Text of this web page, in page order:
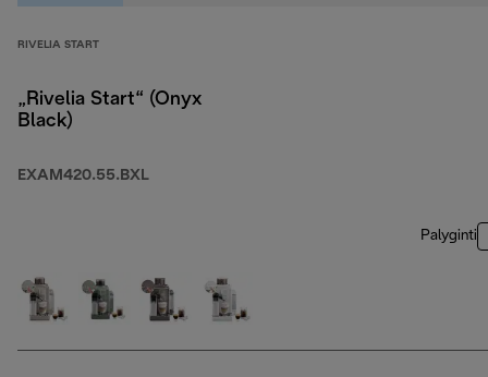
RIVELIA START
„Rivelia Start“ (Onyx
Black)
EXAM420.55.BXL
Palyginti